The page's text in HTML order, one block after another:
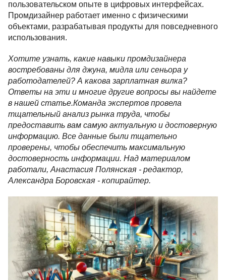
пользовательском опыте в цифровых интерфейсах.
Промдизайнер работает именно с физическими
объектами, разрабатывая продукты для повседневного
использования.
Хотите узнать, какие навыки промдизайнера
востребованы для джуна, мидла или сеньора у
работодателей? А какова зарплатная вилка?
Ответы на эти и многие другие вопросы вы найдете
в нашей статье.Команда экспертов провела
тщательный анализ рынка труда, чтобы
предоставить вам самую актуальную и достоверную
информацию. Все данные были тщательно
проверены, чтобы обеспечить максимальную
достоверность информации. Над материалом
работали, Анастасия Полянская - редактор,
Александра Боровская - копирайтер.